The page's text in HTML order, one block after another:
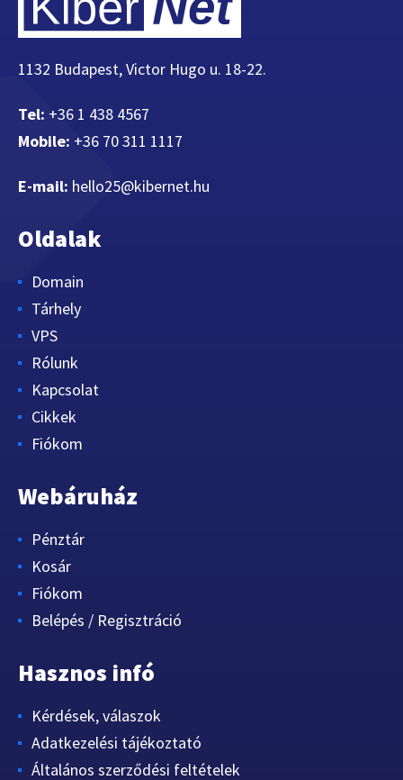
1132 Budapest, Victor Hugo u. 18-22.
Tel: +36 1 438 4567
Mobile: +36 70 311 1117
E-mail: hello25@kibernet.hu
Oldalak
Domain
Tárhely
VPS
Rólunk
Kapcsolat
Cikkek
Fiókom
Webáruház
Pénztár
Kosár
Fiókom
Belépés / Regisztráció
Hasznos infó
Kérdések, válaszok
Adatkezelési tájékoztató
Általános szerződési feltételek